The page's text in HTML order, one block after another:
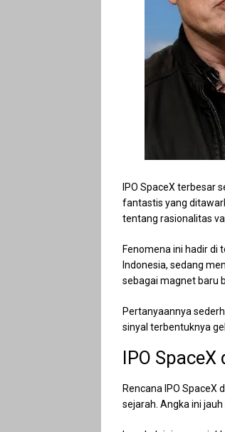
IPO SpaceX terbesar
fantastis yang
tentang rasionalitas
Fenomena ini hadir di
Indonesia, sedang
sebagai magnet baru
Pertanyaannya
sinyal terbentuknya
IPO
Rencana IPO
sejarah. Angka ini